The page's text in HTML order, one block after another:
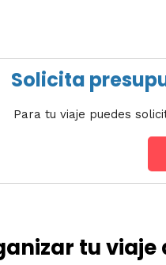
Solicita
Para tu viaje puedes
tu viaje